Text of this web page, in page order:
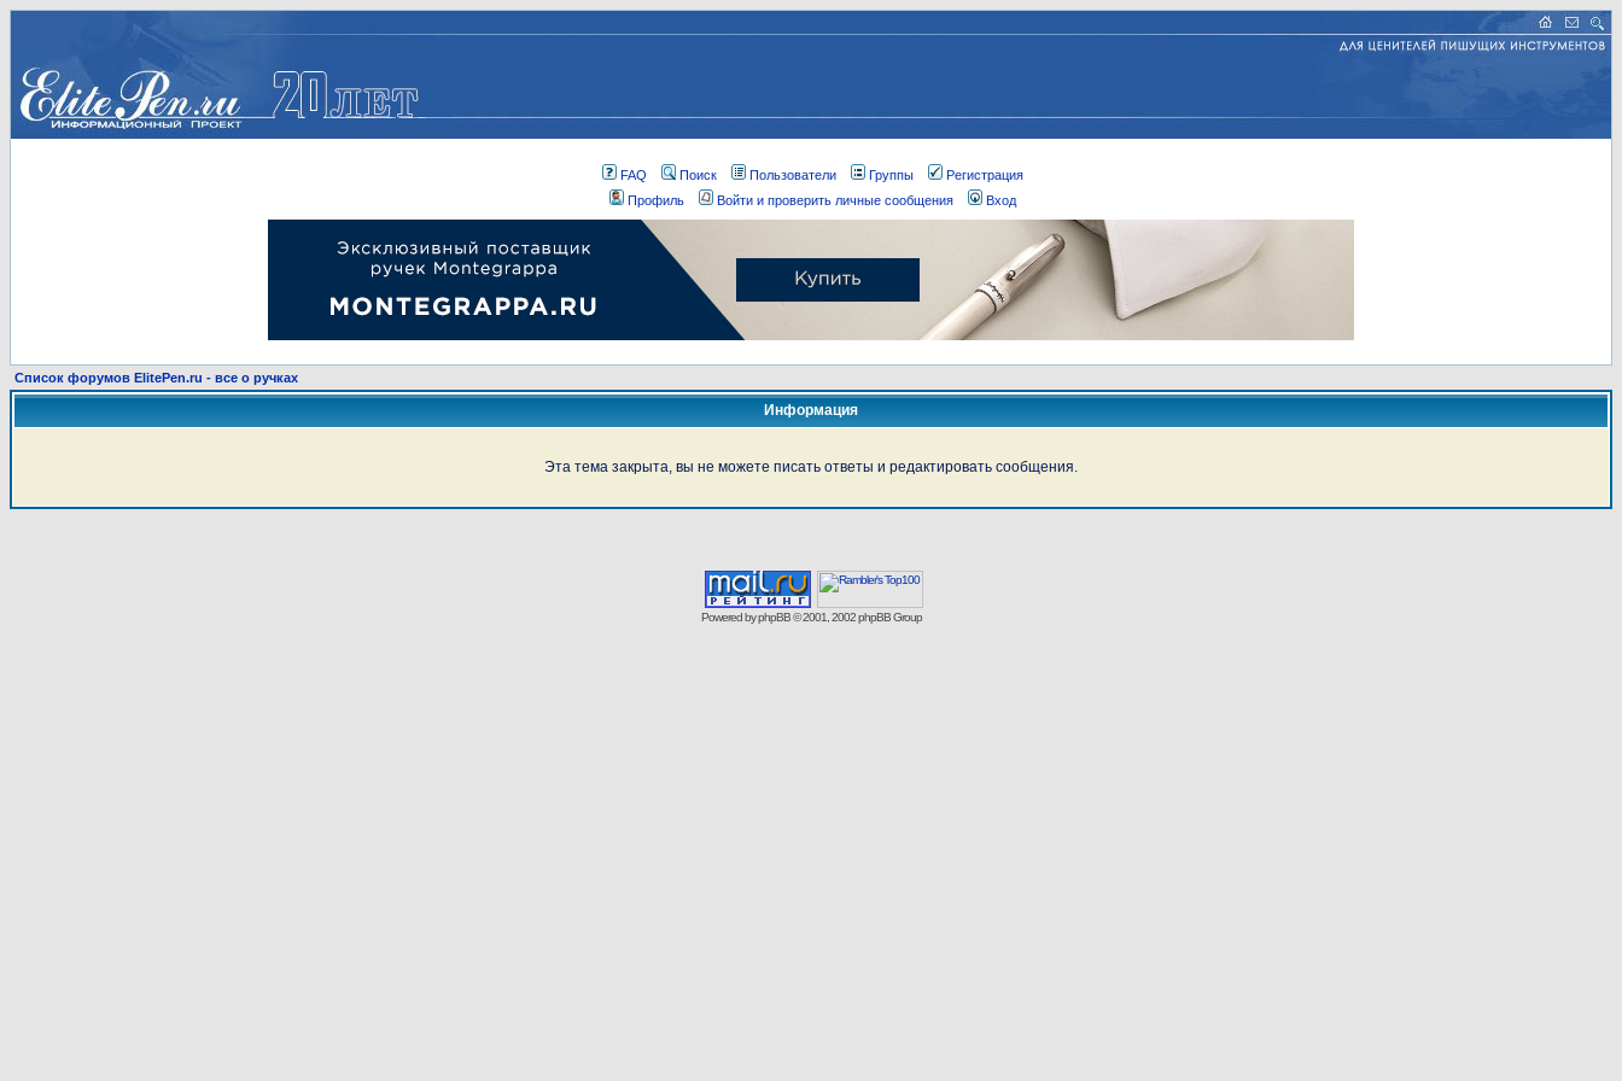
FAQ Поиск Пользователи Группы
Регистрация
Профиль
Войти и проверить личные сообщения Вход
Список форумов ElitePen.ru - все о ручках
Информация
Эта тема закрыта, вы не можете писать ответы и редактировать сообщения.
Powered byphpBB© 2001, 2002 phpBB Group